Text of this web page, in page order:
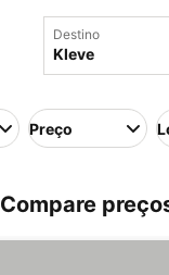
Destino
Preço
Compare